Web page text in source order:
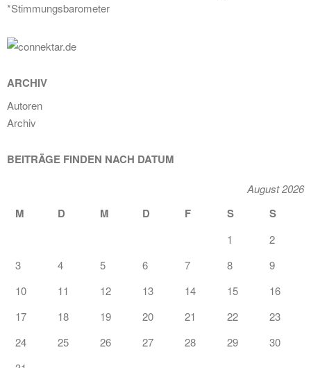
*Stimmungsbarometer
ARCHIV
Autoren
Archiv
BEITRÄGE FINDEN NACH DATUM
August 2026
M D M D F S S
1
2
3
4 5 6 7 8
9
10
11 12 13 14 15
16
17
18 19 20 21 22
23
24
25 26 27 28 29
30